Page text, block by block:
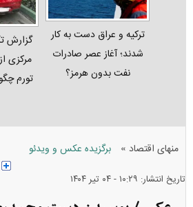
ترکیه و عراق دست به کار
شدند؛ آغاز عصر صادرات
نفت بدون هرمز؟
گزارش
مرکزی
تورم
منهای اقتصاد » برگزیده عکس و ویدئو
تاریخ انتشار: ۱۰:۲۹ - ۰۴ تير ۱۴۰۴